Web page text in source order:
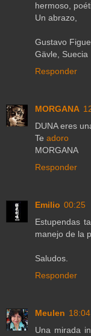
hermoso,
Un abrazo,
Gustavo
Gävle, Suecia
Responder
MORGANA
DUNA eres
Te adoro
MORGANA
Responder
Emilio 00:25
Estupendas
manejo de la
Saludos.
Responder
Meulen 18:04
Una mirada